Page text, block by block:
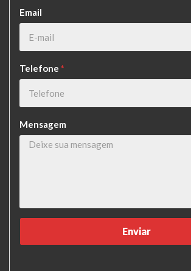
Email
Telefone *
Mensagem